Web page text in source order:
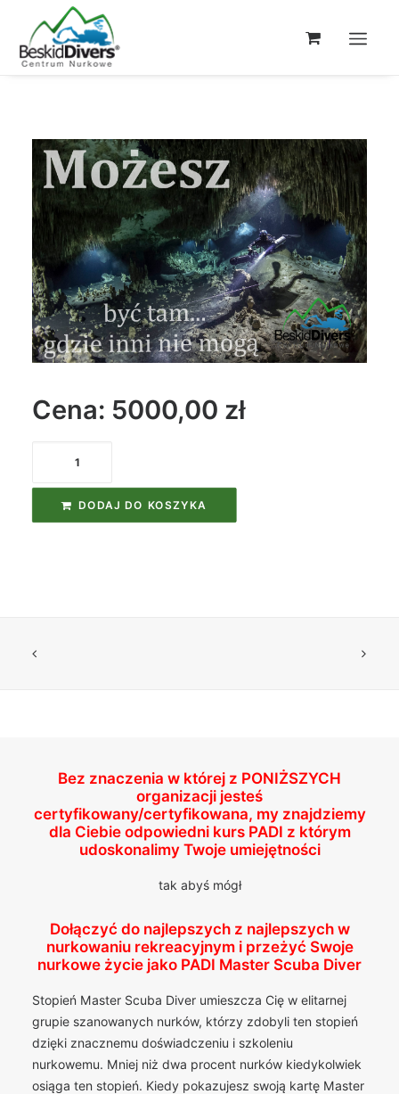
Cena: 5000,00 zł
Nurkowy
Jaskiniowy
DODAJ DO KOSZYKA
Bez znaczenia w której z PONIŻSZYCH
organizacji jesteś
certyfikowany/certyfikowana, my znajdziemy
dla Ciebie odpowiedni kurs PADI z którym
udoskonalimy Twoje umiejętności
tak abyś mógł
Dołączyć do najlepszych z najlepszych w
nurkowaniu rekreacyjnym i przeżyć Swoje
nurkowe życie jako PADI Master Scuba Diver
Stopień Master Scuba Diver umieszcza Cię w elitarnej
grupie szanowanych nurków, którzy zdobyli ten stopień
dzięki znacznemu doświadczeniu i szkoleniu
nurkowemu. Mniej niż dwa procent nurków kiedykolwiek
osiąga ten stopień. Kiedy pokazujesz swoją kartę Master